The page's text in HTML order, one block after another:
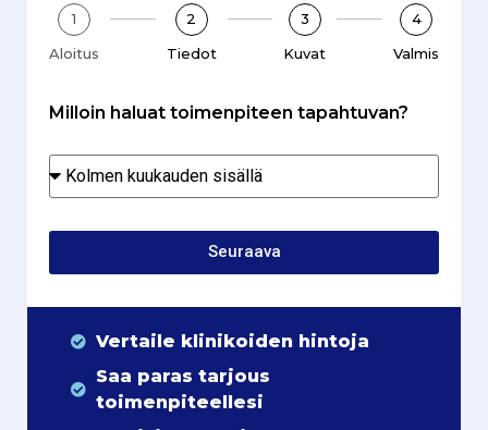
1
Aloitus
2
Tiedot
3
Kuvat
4
Valmis
Milloin haluat toimenpiteen tapahtuvan?
Seuraava
Vertaile klinikoiden hintoja
Saa paras tarjous
toimenpiteellesi